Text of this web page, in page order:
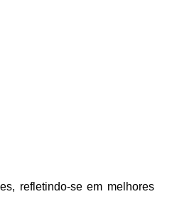
refletindo-se em melhores